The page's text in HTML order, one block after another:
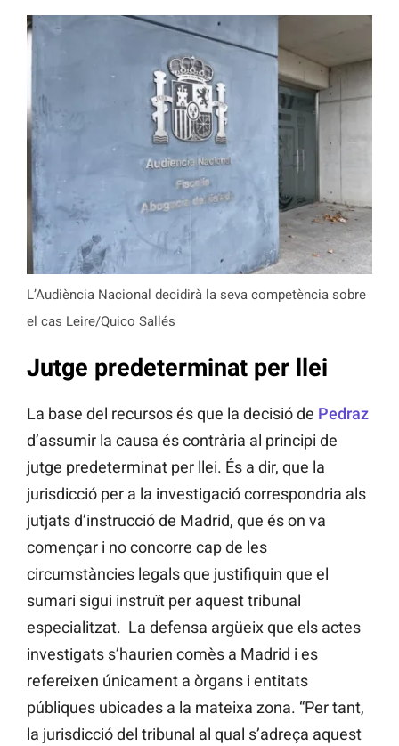
L’Audiència Nacional decidirà la seva competència sobre
el cas Leire/Quico Sallés
Jutge predeterminat per llei
La base del recursos és que la decisió de Pedraz
d’assumir la causa és contrària al principi de
jutge predeterminat per llei. És a dir, que la
jurisdicció per a la investigació correspondria als
jutjats d’instrucció de Madrid, que és on va
començar i no concorre cap de les
circumstàncies legals que justifiquin que el
sumari sigui instruït per aquest tribunal
especialitzat. La defensa argüeix que els actes
investigats s’haurien comès a Madrid i es
refereixen únicament a òrgans i entitats
públiques ubicades a la mateixa zona. “Per tant,
la jurisdicció del tribunal al qual s’adreça aquest